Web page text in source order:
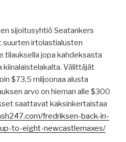
sijoitusyhtiö Seatankers
suurten irtolastialusten
tilauksella jopa kahdeksasta
Välittäjät
$73,5 miljoonaa alusta
arvo on hieman alle $300
saattavat kaksinkertaistaa
fredriksen-back-in-
to-eight-newcastlemaxes/